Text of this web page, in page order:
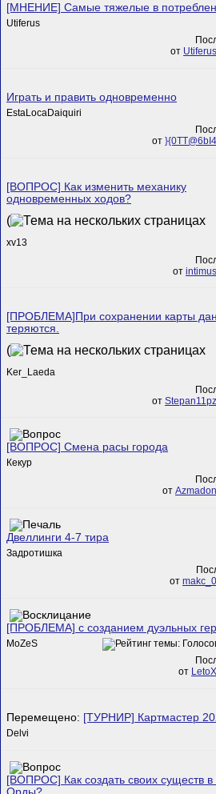
[МНЕНИЕ] Самые тяжелые в
Utiferus
от Utiferus
Играть и править одновременно
EstaLocaDaiquiri
от }{0TT@6bI4
[ВОПРОС] Как изменить механику
одновременных ходов?
(
xv13
от intimus
[ПРОБЛЕМА]При сохранении карты
теряются.
(
Ker_Laeda
от Stepan11pz
[ВОПРОС] Смена расы города
Кекур
от Azmadon
Двеллинги 4-7 тира
Задротишка
от makc_0
[ПРОБЛЕМА] с созданием дуэльных
MoZeS
от LetoX
Перемещено: [ТУРНИР] Картмастер
Delvi
[ВОПРОС] Как создать своих существ